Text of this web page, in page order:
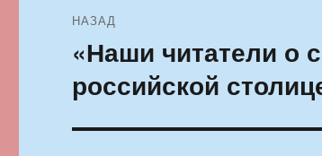
по
записям
НАЗАД
Предыдущая
«Наши читатели о
российской